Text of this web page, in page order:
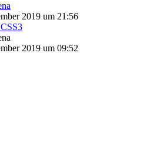
2019 um 21:56
2019 um 09:52